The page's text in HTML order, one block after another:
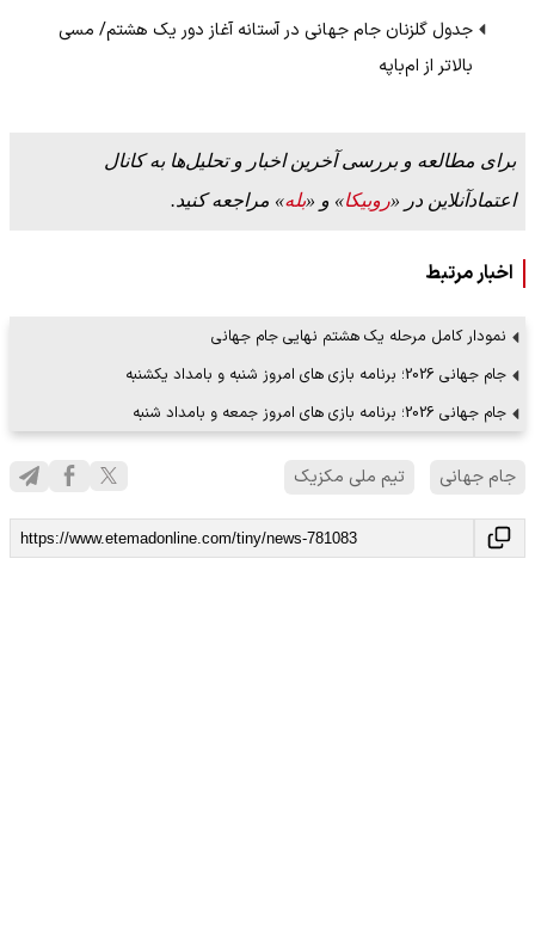
جدول گلزنان جام جهانی در آستانه آغاز دور یک هشتم/ مسی
بالاتر از ام‌باپه
برای مطالعه و بررسی آخرین اخبار و تحلیل‌ها به کانال
اعتمادآنلاین در «روبیکا» و «بله» مراجعه کنید.
اخبار مرتبط
نمودار کامل مرحله یک هشتم نهایی جام جهانی
جام جهانی 2026؛ برنامه بازی های امروز شنبه و بامداد یکشنبه
جام جهانی 2026؛ برنامه بازی های امروز جمعه و بامداد شنبه
جام جهانی تیم ملی مکزیک